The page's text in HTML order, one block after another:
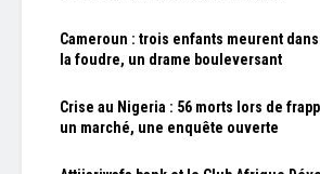
Cameroun : trois enfants meurent
la foudre, un drame bouleversant
Crise au Nigeria : 56 morts lors de
un marché, une enquête ouverte